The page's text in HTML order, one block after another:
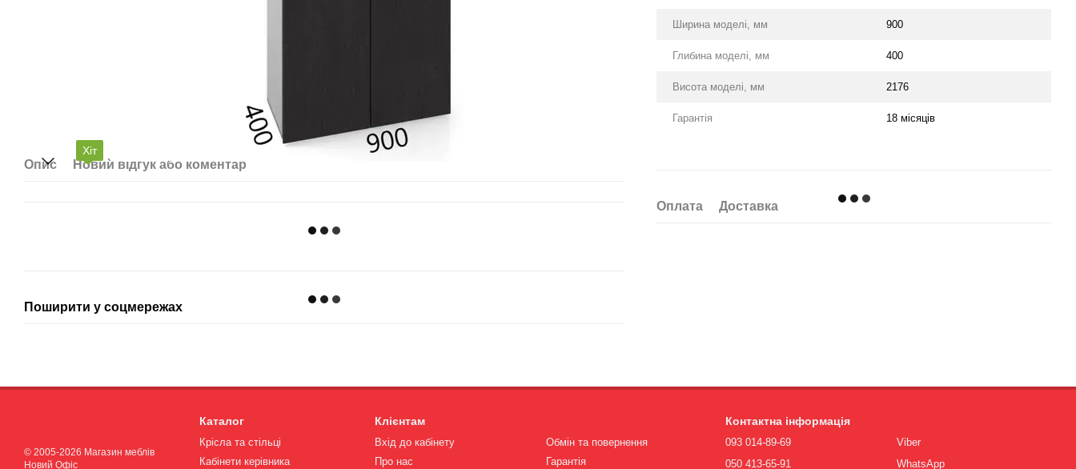
Хіт
Опис Новий відгук або коментар
Поширити у соцмережах
Ширина моделі, мм 900
Глибина моделі, мм 400
Висота моделі, мм 2176
Гарантія 18 місяців
Оплата Доставка
© 2005-2026 Магазин меблів
Новий Офіс
Каталог
Крісла та стільці
Кабінети керівника
Клієнтам
Вхід до кабінету
Про нас
Обмін та повернення
Гарантія
Контактна інформація
093 014-89-69
050 413-65-91
Viber
WhatsApp